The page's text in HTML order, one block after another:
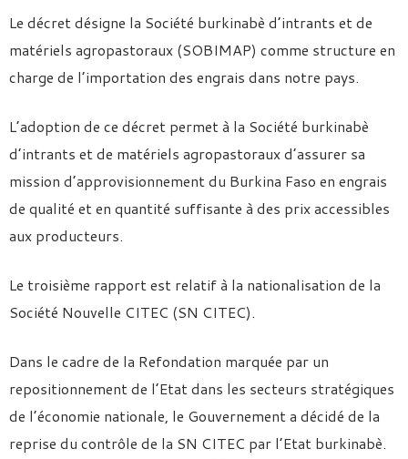
Le décret désigne la Société burkinabè d’intrants et de
matériels agropastoraux (SOBIMAP) comme structure en
charge de l’importation des engrais dans notre pays.
L’adoption de ce décret permet à la Société burkinabè
d’intrants et de matériels agropastoraux d’assurer sa
mission d’approvisionnement du Burkina Faso en engrais
de qualité et en quantité suffisante à des prix accessibles
aux producteurs.
Le troisième rapport est relatif à la nationalisation de la
Société Nouvelle CITEC (SN CITEC).
Dans le cadre de la Refondation marquée par un
repositionnement de l’Etat dans les secteurs stratégiques
de l’économie nationale, le Gouvernement a décidé de la
reprise du contrôle de la SN CITEC par l’Etat burkinabè.